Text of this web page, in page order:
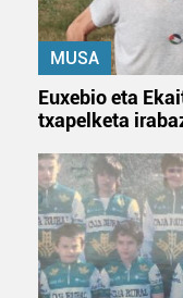
MUSA
Euxebio eta
txapelketa